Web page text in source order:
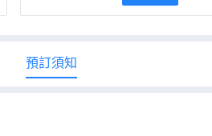
預訂須知